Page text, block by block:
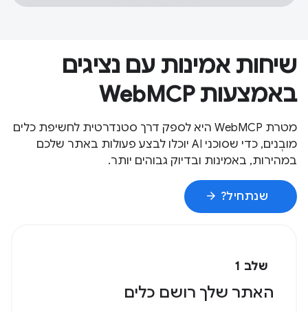
שיחות אמינות עם נציגים
באמצעות WebMCP
מטרת WebMCP היא לספק דרך סטנדרטית לחשיפת כלים
מובְנים, כדי שסוכני AI יוכלו לבצע פעולות באתר שלכם
במהירות, באמינות ובדיוק גבוהים יותר.
שנתחיל? arrow_forward
שלב 1
האתר שלך רושם כלים